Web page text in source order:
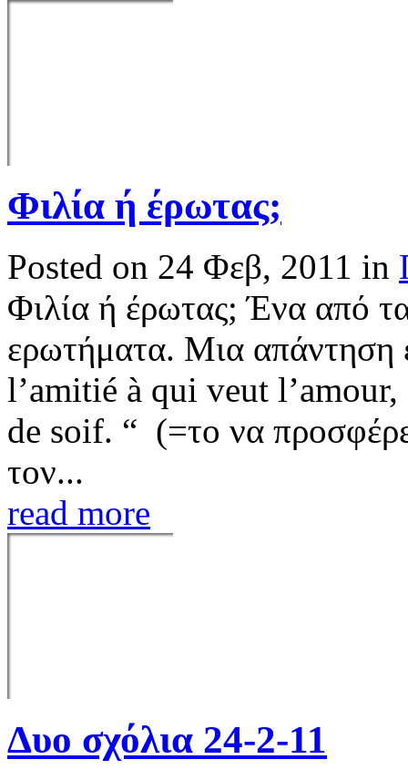
Φιλία ή έρωτας;
Posted on 24 Φεβ, 2011 in
Φιλία ή έρωτας; Ένα από
ερωτήματα. Μια απάντηση
l’amitié à qui veut
de soif. “ (=το να
τον...
read more
Δυο σχόλια 24-2-11